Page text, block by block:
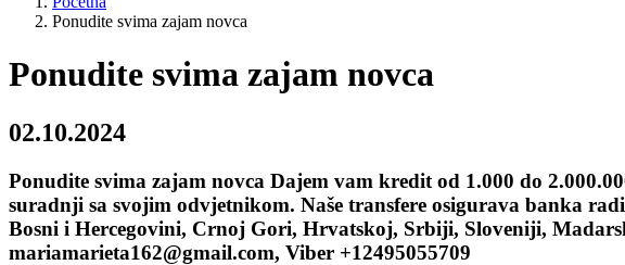
Ponudite svima zajam novca
Ponudite svima zajam novca
02.10.2024
Ponudite svima zajam novca Dajem vam kredit od 1.000 do
suradnji sa svojim odvjetnikom. Naše transfere osigurava banka
Bosni i Hercegovini, Crnoj Gori, Hrvatskoj, Srbiji, Sloveniji,
mariamarieta162@gmail.com, Viber +12495055709